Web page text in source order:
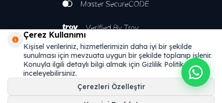
Çerez Kullanımı
Kişisel verileriniz, hizmetlerimizin daha iyi bir şekilde
sunulması için mevzuata uygun bir şekilde toplanıp işlenir.
Konuyla ilgili detaylı bilgi almak için Gizlilik Politikamızı
inceleyebilirsiniz.
Çerezleri Özelleştir